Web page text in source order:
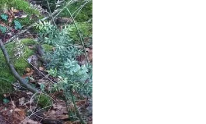
ЗА НАС
ДЕЈСТВУВАЊЕ
ПРИРАЧНИЦИ